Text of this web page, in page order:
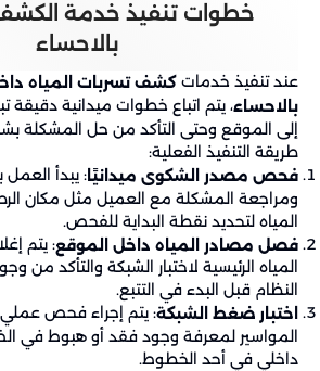
خطوات تنفيذ خدمة
بالاحساء
عند تنفيذ خدمات كشف تسربات المياه
بالاحساء، يتم اتباع خطوات ميدانية
إلى الموقع وحتى التأكد من حل المشكلة
طريقة التنفيذ الفعلية:
فحص مصدر الشكوى ميدانيًا: يبدأ العمل
ومراجعة المشكلة مع العميل مثل مكان
المياه لتحديد نقطة البداية للفحص.
فصل مصادر المياه داخل الموقع: يتم
المياه الرئيسية لاختبار الشبكة والتأكد
النظام قبل البدء في التتبع.
اختبار ضغط الشبكة: يتم إجراء فحص
المواسير لمعرفة وجود فقد أو هبوط في
داخلي في أحد الخطوط.